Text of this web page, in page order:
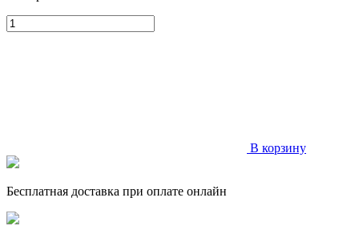
В корзину
Бесплатная доставка при оплате онлайн